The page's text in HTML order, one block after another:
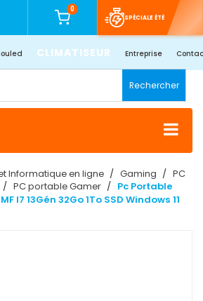
0
SPÉCIALE ÉTÉ
CLIMATISEUR Entreprise
Rechercher
Informatique en ligne Gaming
PC
PC portable Gamer
Pc Portable
I7 13Gén 32Go 1To SSD Windows 11